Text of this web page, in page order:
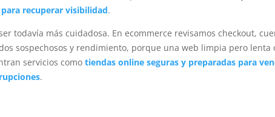
recuperar visibilidad.
todavía más cuidadosa. En ecommerce revisamos checkout,
sospechosos y rendimiento, porque una web limpia pero lenta
servicios comotiendas online seguras y preparadas para
.